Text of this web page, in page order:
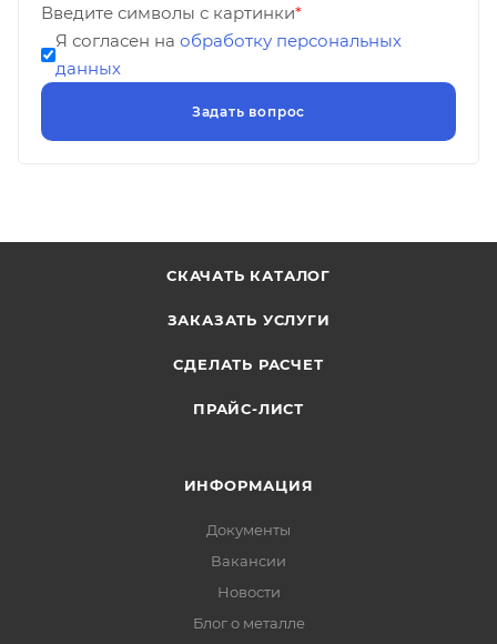
Введите символы с картинки*
Я согласен на обработку персональных
данных
СКАЧАТЬ КАТАЛОГ
ЗАКАЗАТЬ УСЛУГИ
СДЕЛАТЬ РАСЧЕТ
ПРАЙС-ЛИСТ
ИНФОРМАЦИЯ
Документы
Вакансии
Новости
Блог о металле